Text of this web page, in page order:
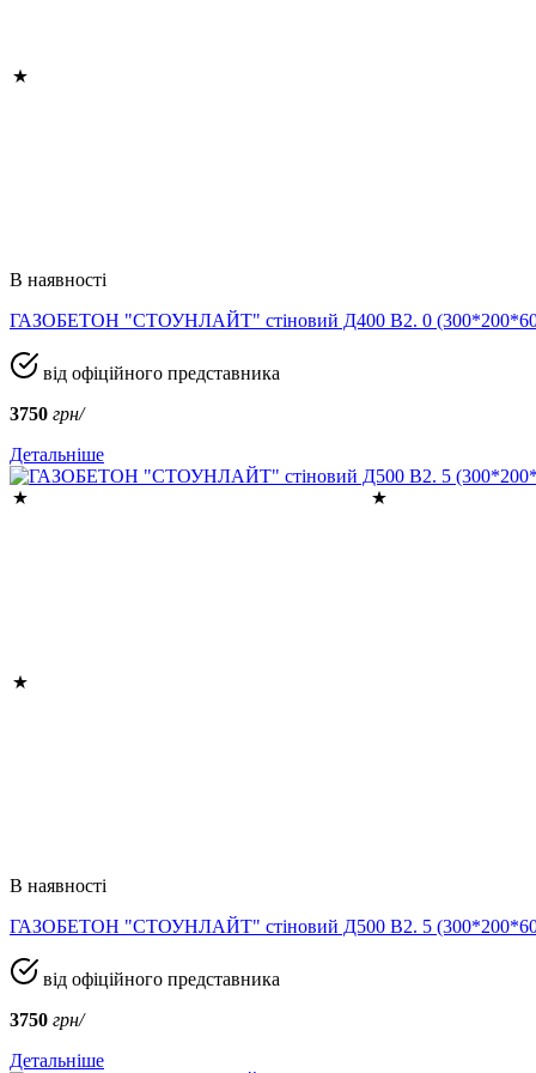
В наявності
ГАЗОБЕТОН "СТОУНЛАЙТ" стіновий Д400 В2. 0
від офіційного представника
3750 грн/
Детальніше
В наявності
ГАЗОБЕТОН "СТОУНЛАЙТ" стіновий Д500 В2. 5
від офіційного представника
3750 грн/
Детальніше